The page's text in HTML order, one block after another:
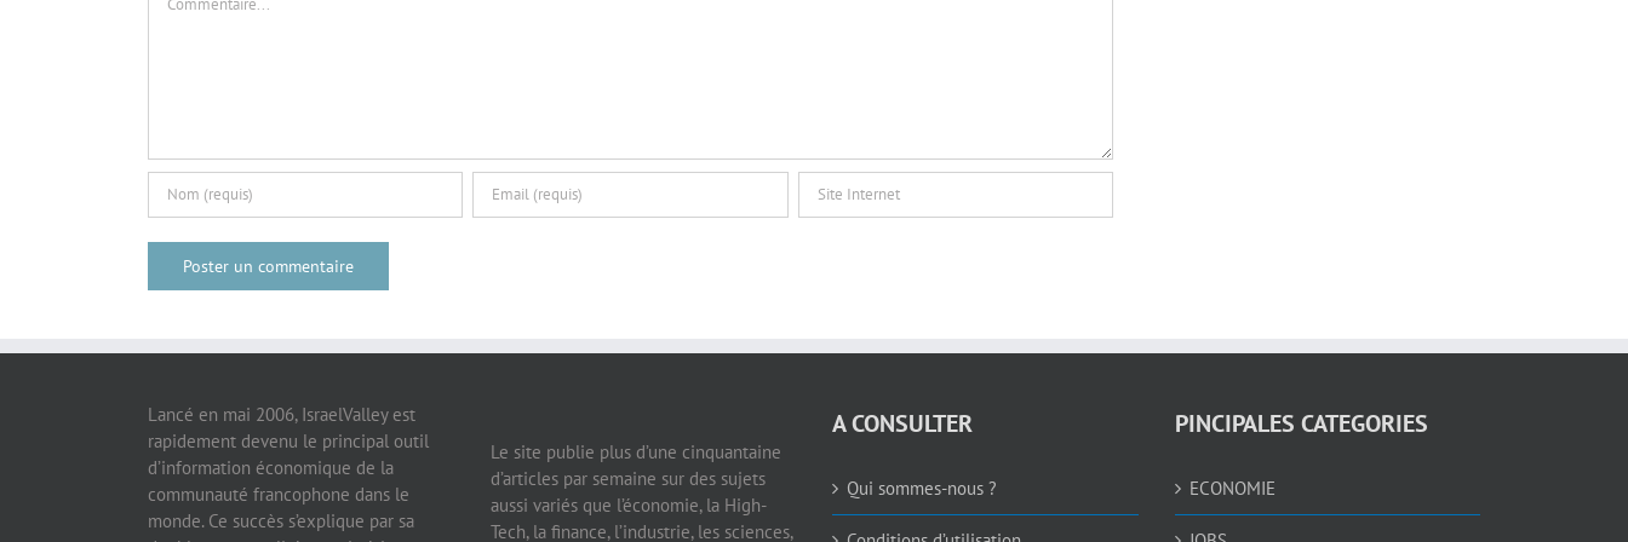
Lancé en mai 2006, IsraelValley est
rapidement devenu le principal outil
d’information économique de la
communauté francophone dans le
monde. Ce succès s’explique par sa
Le site publie plus d’une cinquantaine
d’articles par semaine sur des sujets
aussi variés que l’économie, la High-
Tech, la finance, l’industrie, les sciences,
A CONSULTER
Qui sommes-nous ?
PINCIPALES CATEGORIES
ECONOMIE